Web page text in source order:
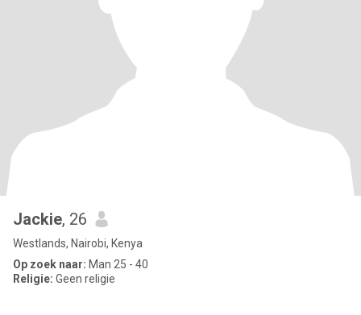
Jackie, 26
Westlands, Nairobi, Kenya
Op zoek naar: Man 25 - 40
Religie: Geen religie